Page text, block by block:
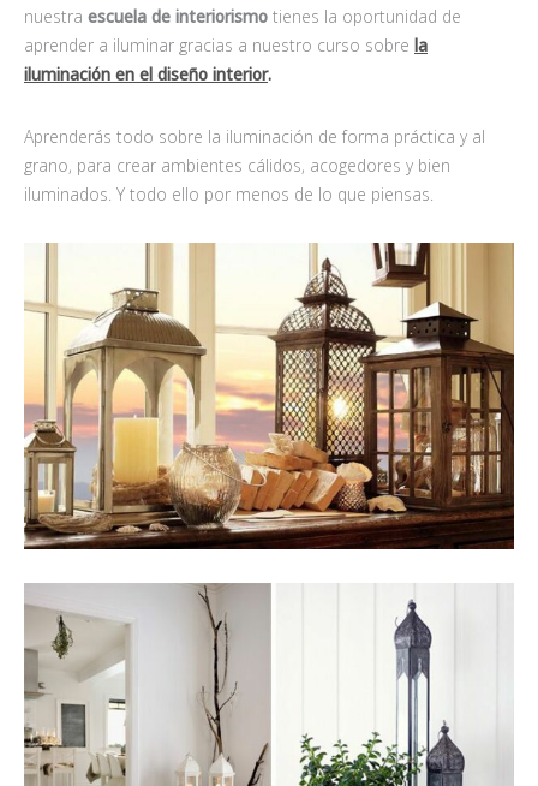
nuestra escuela de interiorismo tienes la oportunidad de
aprender a iluminar gracias a nuestro curso sobre la
iluminación en el diseño interior.
Aprenderás todo sobre la iluminación de forma práctica y al
grano, para crear ambientes cálidos, acogedores y bien
iluminados. Y todo ello por menos de lo que piensas.